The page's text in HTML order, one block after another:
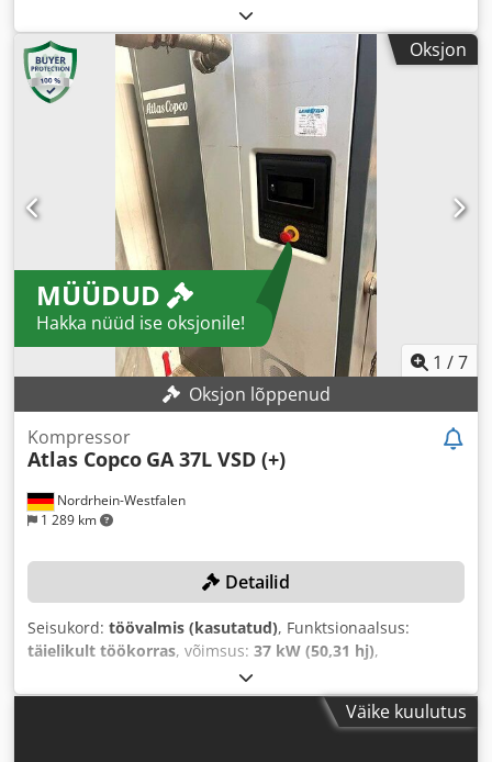
Oksjon
MÜÜDUD
Hakka nüüd ise oksjonile!
1 /7
Oksjon lõppenud
Nordrhein-Westfalen
1 289 km
Kompressor
Atlas Copco GA 37L VSD (+)
Detailid
Seisukord: töövalmis (kasutatud), Funktsionaalsus:
täielikult töökorras, võimsus: 37 kW (50,31 hj),
, rõhk (max.):
maht:1 500 l, pöörlemiskiirus (maks.):3 800 p/min,
, masina/sõiduki number:
Väike kuulutus